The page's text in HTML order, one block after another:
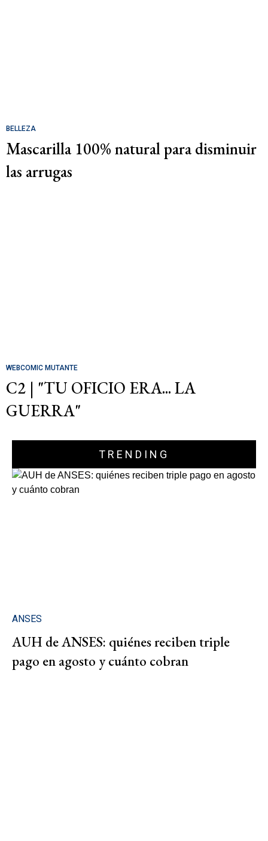
BELLEZA
Mascarilla 100% natural para disminuir
las arrugas
WEBCOMIC MUTANTE
C2 | "TU OFICIO ERA... LA
GUERRA"
TRENDING
ANSES
AUH de ANSES: quiénes reciben triple
pago en agosto y cuánto cobran